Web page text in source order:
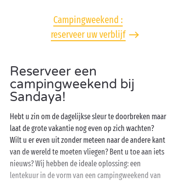
Campingweekend :
reserveer uw verblijf
Reserveer een
campingweekend bij
Sandaya!
Hebt u zin om de dagelijkse sleur te doorbreken maar
laat de grote vakantie nog even op zich wachten?
Wilt u er even uit zonder meteen naar de andere kant
van de wereld te moeten vliegen? Bent u toe aan iets
nieuws? Wij hebben de ideale oplossing: een
lentekuur in de vorm van een campingweekend van